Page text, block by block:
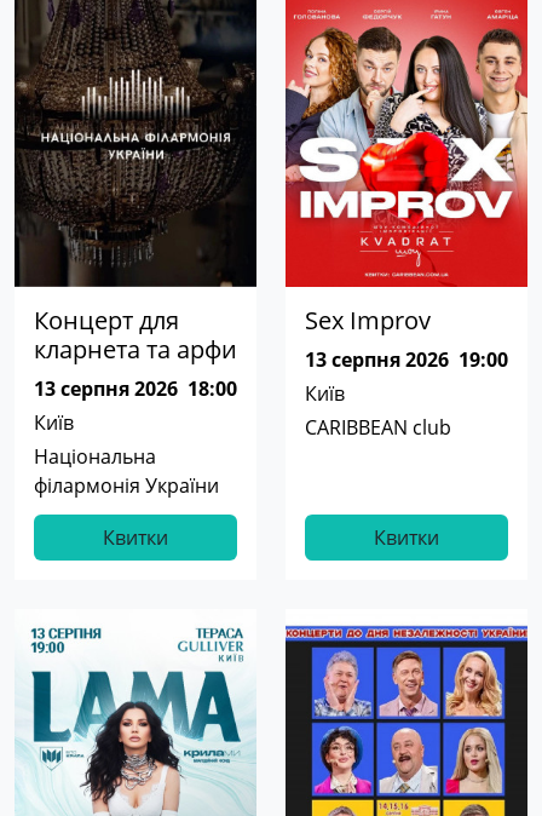
Концерт для
кларнета та арфи
13 серпня 2026 18:00
Київ
Національна
філармонія України
Квитки
Sex Improv
13 серпня 2026 19:00
Київ
CARIBBEAN club
Квитки